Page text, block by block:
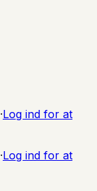
·Log ind for at
·Log ind for at